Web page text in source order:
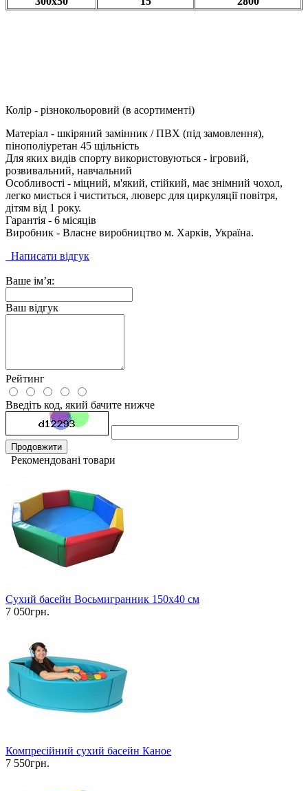
Колір - різнокольоровий (в асортименті)
Матеріал - шкіряний замінник / ПВХ (під замовлення),
пінополіуретан 45 щільність
Для яких видів спорту використовуються - ігровий,
розвивальний, навчальний
Особливості - міцний, м'який, стійкий, має знімний чохол,
легко миється і чиститься, люверс для циркуляції повітря,
дітям від 1 року.
Гарантія - 6 місяців
Виробник - Власне виробництво м. Харків, Україна.
Написати відгук
Ваше ім’я:
Ваш відгук
Рейтинг
Введіть код, який бачите нижче
Продовжити
Рекомендовані товари
Сухий басейн Восьмигранник 150х40 см
7 050грн.
Компресійний сухий басейн Каное
7 550грн.